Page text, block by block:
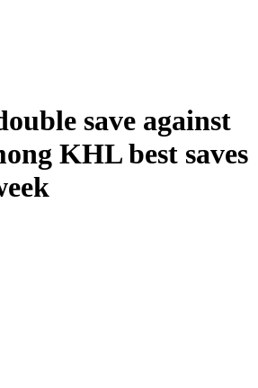
save against
KHL best saves